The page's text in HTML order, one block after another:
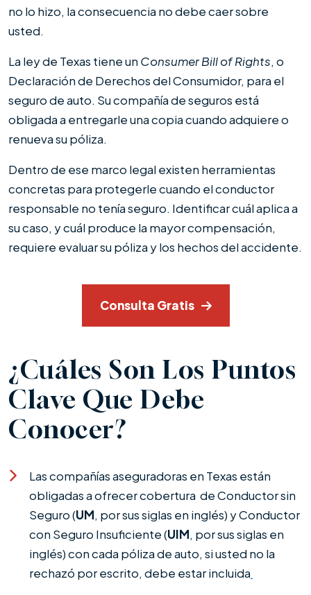
el
conductor
me
chocó
en
Houston
no
tiene
seguro?
no lo hizo, la consecuencia no debe caer sobre
usted.
La ley de Texas tiene un Consumer Bill of Rights, o
Declaración de Derechos del Consumidor, para el
seguro de auto. Su compañía de seguros está
obligada a entregarle una copia cuando adquiere o
renueva su póliza.
Dentro de ese marco legal existen herramientas
concretas para protegerle cuando el conductor
responsable no tenía seguro. Identificar cuál aplica a
su caso, y cuál produce la mayor compensación,
requiere evaluar su póliza y los hechos del accidente.
Consulta Gratis
¿Cuáles Son Los Puntos
Clave Que Debe
Conocer?
Las compañías aseguradoras en Texas están
obligadas a ofrecer cobertura de Conductor sin
Seguro (UM, por sus siglas en inglés) y Conductor
con Seguro Insuficiente (UIM, por sus siglas en
inglés) con cada póliza de auto, si usted no la
rechazó por escrito, debe estar incluida